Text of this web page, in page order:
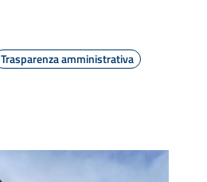
Trasparenza amministrativa